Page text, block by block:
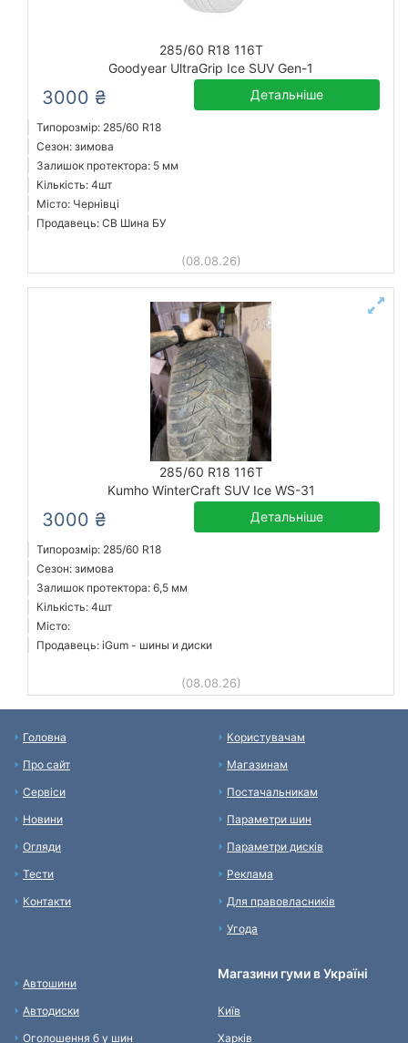
285/60 R18 116T
Goodyear UltraGrip Ice SUV Gen-1
3000 ₴ Детальніше
Типорозмір: 285/60 R18
Сезон: зимова
Залишок протектора: 5 мм
Кількість: 4шт
Місто: Чернівці
Продавець: СВ Шина БУ
(08.08.26)
285/60 R18 116T
Kumho WinterCraft SUV Ice WS-31
3000 ₴ Детальніше
Типорозмір: 285/60 R18
Сезон: зимова
Залишок протектора: 6,5 мм
Кількість: 4шт
Місто:
Продавець: iGum - шины и диски
(08.08.26)
Головна
Про сайт
Сервіси
Новини
Огляди
Тести
Контакти
Користувачам
Магазинам
Постачальникам
Параметри шин
Параметри дисків
Реклама
Для правовласників
Угода
Автошини
Автодиски
Оголошення б у шин
Магазини гуми в Україні
Київ
Харків